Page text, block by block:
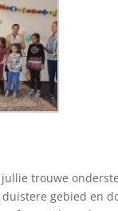
trouwe
gebied en